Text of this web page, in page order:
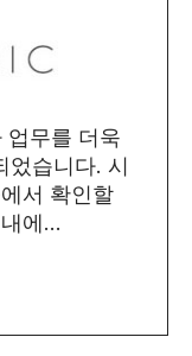
업무를 더욱
었습니다. 시
서 확인할
에...